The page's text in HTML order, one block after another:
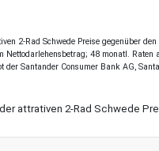
2-Rad Schwede Preise gegenüber
48 monatl.
der Santander Consumer Bank AG,
attrativen 2-Rad Schwede